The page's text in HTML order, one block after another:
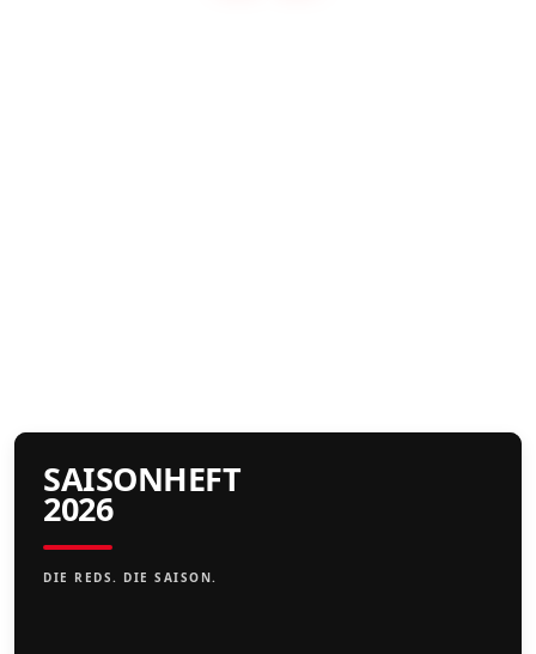
SAISONHEFT
2026
DIE REDS. DIE SAISON.